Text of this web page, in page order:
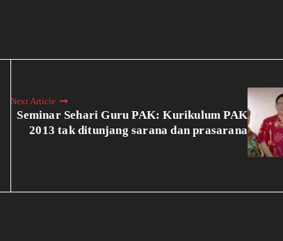
Next Article
Seminar Sehari Guru PAK: Kurikulum PAK
2013 tak ditunjang sarana dan prasarana